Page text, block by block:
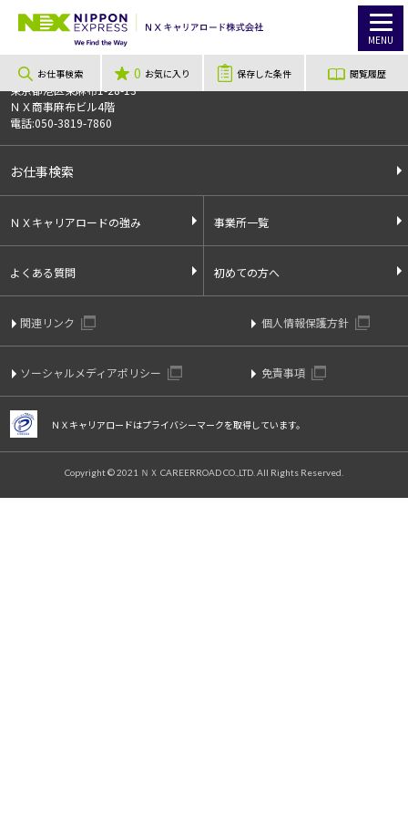
MENU
お仕事検索 0 お気に入り 保存した条件 閲覧履歴
TOP お仕事検索
013072
〒106-0044
東京都港区東麻布1-28-13
ＮＸ商事麻布ビル4階
電話:050-3819-7860
お仕事検索
ＮＸキャリアロードの強み 事業所一覧
よくある質問 初めての方へ
関連リンク 個人情報保護方針
ソーシャルメディアポリシー 免責事項
ＮＸキャリアロードはプライバシーマークを取得しています。
Copyright © 2021 ＮＸ CAREERROAD CO.,LTD. All Rights Reserved.